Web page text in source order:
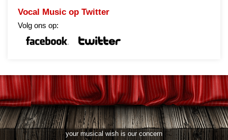
Vocal Music op Twitter
Volg ons op:
your musical wish is our concern